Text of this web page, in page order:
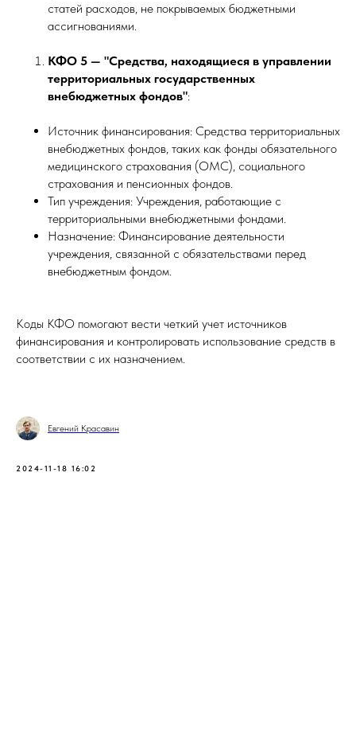
статей расходов, не покрываемых бюджетными
ассигнованиями.
КФО 5 — "Средства, находящиеся в управлении
территориальных государственных
внебюджетных фондов":
Источник финансирования: Средства территориальных
внебюджетных фондов, таких как фонды обязательного
медицинского страхования (ОМС), социального
страхования и пенсионных фондов.
Тип учреждения: Учреждения, работающие с
территориальными внебюджетными фондами.
Назначение: Финансирование деятельности
учреждения, связанной с обязательствами перед
внебюджетным фондом.
Коды КФО помогают вести четкий учет источников
финансирования и контролировать использование средств в
соответствии с их назначением.
Евгений Красавин
2024-11-18 16:02